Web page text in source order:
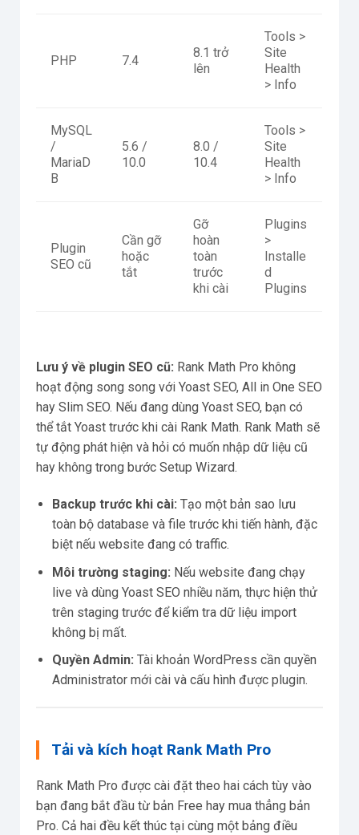
PHP 7.4
8.1 trở
lên
Tools >
Site
Health
> Info
MySQL
/
MariaD
B
5.6 /
10.0
8.0 /
10.4
Tools >
Site
Health
> Info
Plugin
SEO cũ
Cần gỡ
hoặc
tắt
Gỡ
hoàn
toàn
trước
khi cài
Plugins
>
Installe
d
Plugins
Lưu ý về plugin SEO cũ: Rank Math Pro không
hoạt động song song với Yoast SEO, All in One SEO
hay Slim SEO. Nếu đang dùng Yoast SEO, bạn có
thể tắt Yoast trước khi cài Rank Math. Rank Math sẽ
tự động phát hiện và hỏi có muốn nhập dữ liệu cũ
hay không trong bước Setup Wizard.
Backup trước khi cài: Tạo một bản sao lưu
toàn bộ database và file trước khi tiến hành, đặc
biệt nếu website đang có traffic.
Môi trường staging: Nếu website đang chạy
live và dùng Yoast SEO nhiều năm, thực hiện thử
trên staging trước để kiểm tra dữ liệu import
không bị mất.
Quyền Admin: Tài khoản WordPress cần quyền
Administrator mới cài và cấu hình được plugin.
Tải và kích hoạt Rank Math Pro
Rank Math Pro được cài đặt theo hai cách tùy vào
bạn đang bắt đầu từ bản Free hay mua thẳng bản
Pro. Cả hai đều kết thúc tại cùng một bảng điều